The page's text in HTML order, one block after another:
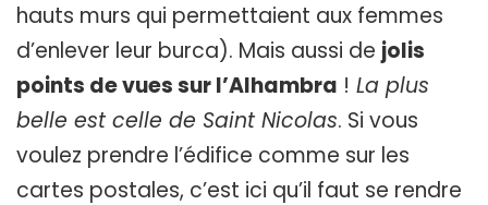
hauts murs qui permettaient aux femmes
d’enlever leur burca). Mais aussi de jolis
points de vues sur l’Alhambra ! La plus
belle est celle de Saint Nicolas. Si vous
voulez prendre l’édifice comme sur les
cartes postales, c’est ici qu’il faut se rendre